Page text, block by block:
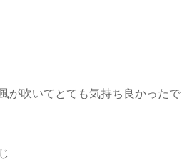
が吹いてとても気持ち良かったで